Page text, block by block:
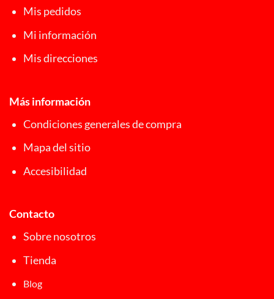
Mis pedidos
Mi información
Mis direcciones
Más información
Condiciones generales de compra
Mapa del sitio
Accesibilidad
Contacto
Sobre nosotros
Tienda
Blog